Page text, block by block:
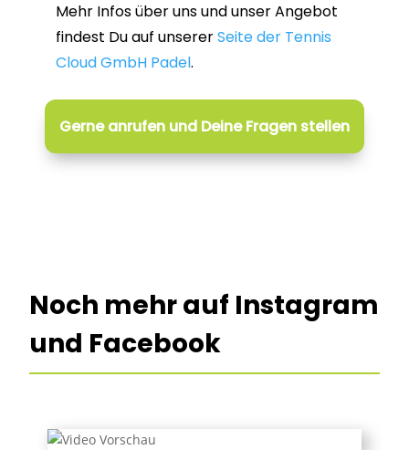
Mehr Infos über uns und unser Angebot
findest Du auf unsererSeite der Tennis
Cloud GmbH Padel.
Gerne anrufen und Deine Fragen stellen
Noch mehr auf Instagram
und Facebook